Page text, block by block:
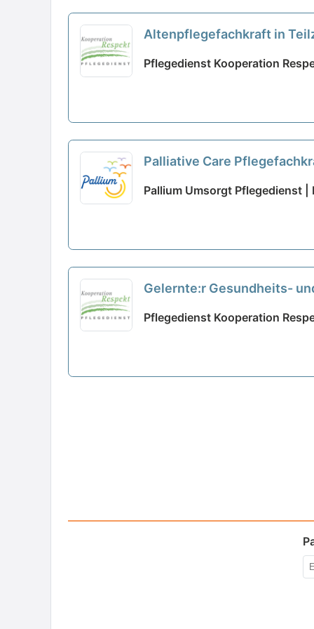
Altenpflegefachkraft in
Pflegedienst Kooperation
Palliative Care
Pallium Umsorgt Pflegedienst |
Gelernte:r Gesundheits-
Pflegedienst Kooperation